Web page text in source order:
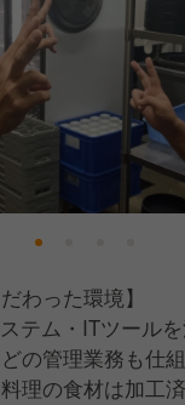
わった環境】
テム・ITツール
の管理業務も仕
理の食材は加工